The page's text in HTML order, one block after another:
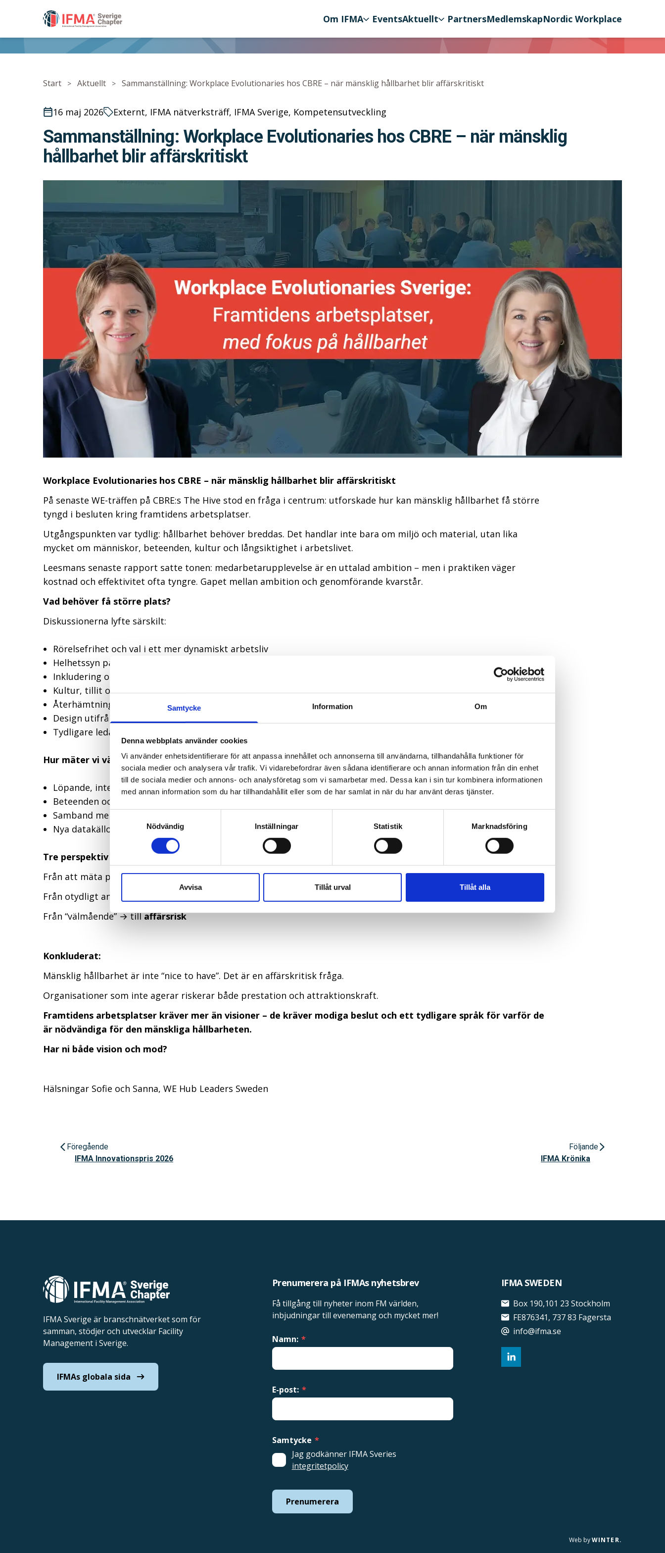
Samtycke Information Om
Denna webbplats använder cookies
Vi använder enhetsidentifierare för att anpassa innehållet och annonserna till användarna, tillhandahålla funktioner för
sociala medier och analysera vår trafik. Vi vidarebefordrar även sådana identifierare och annan information från din enhet
till de sociala medier och annons- och analysföretag som vi samarbetar med. Dessa kan i sin tur kombinera informationen
med annan information som du har tillhandahållit eller som de har samlat in när du har använt deras tjänster.
Nödvändig
Inställningar Statistik Marknadsföring
Avvisa Tillåt urval Tillåt alla
Om IFMA EventsAktuellt PartnersMedlemskapNordic Workplace
Start > Aktuellt > Sammanställning: Workplace Evolutionaries hos CBRE – när mänsklig hållbarhet blir affärskritiskt
16 maj 2026 Externt, IFMA nätverksträff, IFMA Sverige, Kompetensutveckling
Sammanställning: Workplace Evolutionaries hos CBRE – när mänsklig
hållbarhet blir affärskritiskt
Workplace Evolutionaries hos CBRE – när mänsklig hållbarhet blir affärskritiskt
På senaste WE-träffen på CBRE:s The Hive stod en fråga i centrum: utforskade hur kan mänsklig hållbarhet få större
tyngd i besluten kring framtidens arbetsplatser.
Utgångspunkten var tydlig: hållbarhet behöver breddas. Det handlar inte bara om miljö och material, utan lika
mycket om människor, beteenden, kultur och långsiktighet i arbetslivet.
Leesmans senaste rapport satte tonen: medarbetarupplevelse är en uttalad ambition – men i praktiken väger
kostnad och effektivitet ofta tyngre. Gapet mellan ambition och genomförande kvarstår.
Vad behöver få större plats?
Diskussionerna lyfte särskilt:
Rörelsefrihet och val i ett mer dynamiskt arbetsliv
Helhetssyn på den fysiska miljön
Inkludering och neurodiversitet för att möta olika behov
Kultur, tillit och psykologisk trygghet
Återhämtning och mentalt utrymme
Design utifrån verkliga behov, inte standardkoncept
Tydligare ledarskap och ägarskap i frågan
Hur mäter vi värdet?
Löpande, inte årliga, mätningar
Beteenden och faktisk användning av arbetsplatsen
Samband mellan plats, kultur och samverkan
Nya datakällor t.ex. biofeedback och individdata
Tre perspektiv att ta med sig:
Från att mäta plats→ till att mätarelationen mellan människa och plats
Från otydligt ansvar → till designat ägarskap
Från “välmående” → tillaffärsrisk
Konkluderat:
Mänsklig hållbarhet är inte “nice to have”. Det är en affärskritisk fråga.
Organisationer som inte agerar riskerar både prestation och attraktionskraft.
Framtidens arbetsplatser kräver mer än visioner – de kräver modiga beslut och ett tydligare språk för varför de
är nödvändiga för den mänskliga hållbarheten.
Har ni både vision och mod?
Hälsningar Sofie och Sanna, WE Hub Leaders Sweden
Föregående
IFMA Innovationspris 2026
Följande
IFMA Krönika
IFMA Sverige är branschnätverket som för
samman, stödjer och utvecklar Facility
Management i Sverige.
IFMAs globala sida
Prenumerera på IFMAs nyhetsbrev
Få tillgång till nyheter inom FM världen,
inbjudningar till evenemang och mycket mer!
Namn: *
E-post: *
Samtycke *
Jag godkänner IFMA Sveries
integritetpolicy
Prenumerera
IFMA SWEDEN
Box 190,101 23 Stockholm
FE876341, 737 83 Fagersta
info@ifma.se
Web by WINTER.